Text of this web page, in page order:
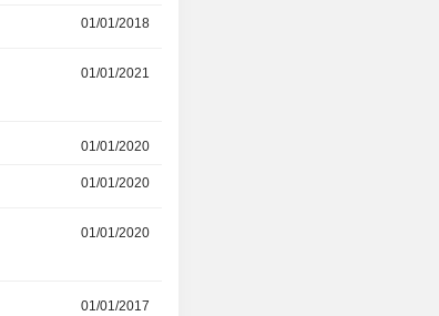
01/01/2018
01/01/2021
01/01/2020
01/01/2020
01/01/2020
01/01/2017